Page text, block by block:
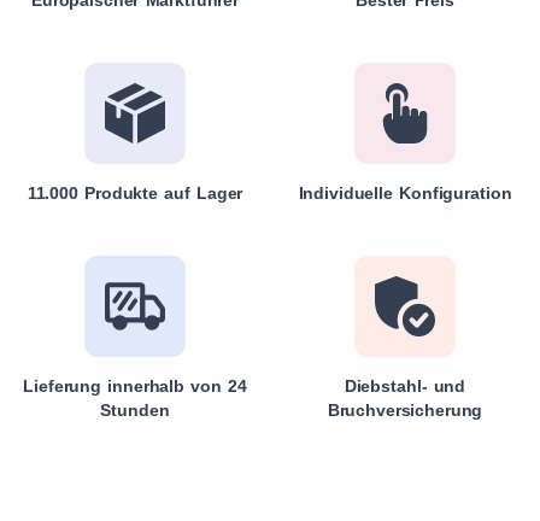
11.000 Produkte auf Lager Individuelle Konfiguration
Lieferung innerhalb von 24
Stunden
Diebstahl- und
Bruchversicherung